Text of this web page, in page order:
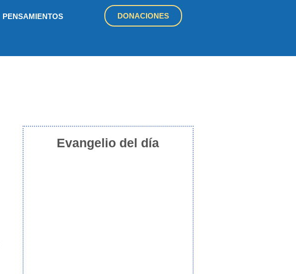
PENSAMIENTOS DONACIONES
Evangelio del día